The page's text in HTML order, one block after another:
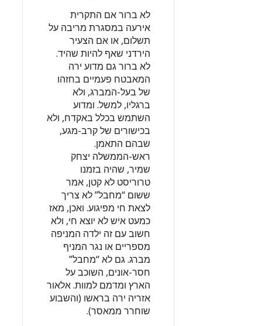
לא ברור אם התקרית
אירעה במסגרת מריבה על
תשלום, או אם הצעיר
הירדני שאף להיות שהיד.
לא ברור גם מדוע ירה
המאבטח פעמיים בחזהו
של בעל-המברג, ולא
ברגליו, למשל. ומדוע
השתמש בכלל באקדח, ולא
בכישורים של קרב-מגע,
שבהם התאמן.
ראש-הממשלה יצחק
שמיר, שהיה בזמנו
טרוריסט לא קטן, אמר
ששום “מחבל” לא צריך
לצאת חי מפיגוע. ואכן, מאז
כמעט איש לא יוצא חי, ולא
חשוב עם זה ילדה המניפה
מספריים או נגר המניף
מברג. גם לא “מחבל”
חסר-אונים, השוכב על
הארץ ומדמם למוות. אלאור
אזריה ירה בראשו (והשבוע
שוחרר ממאסר).